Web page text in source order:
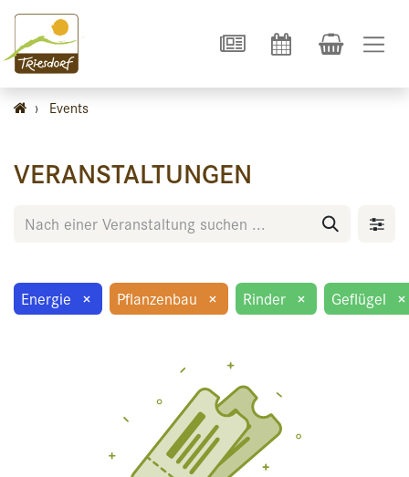
› Events
VERANSTALTUNGEN
Energie × Pflanzenbau × Rinder × Geflügel ×